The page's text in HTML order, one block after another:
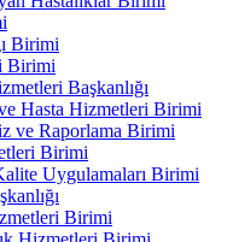
Birimi
Birimi
Başkanlığı
Hasta Hizmetleri Birimi
ve Raporlama Birimi
Birimi
Uygulamaları Birimi
Birimi